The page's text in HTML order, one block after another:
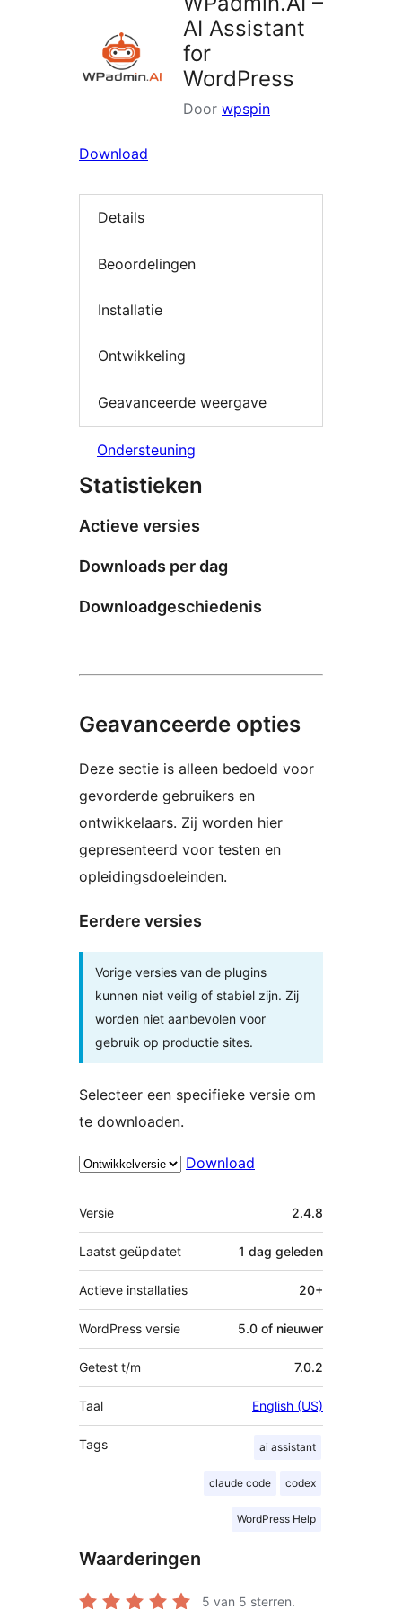
AI Assistant
for
WordPress
Door wpspin
Download
Details
Beoordelingen
Installatie
Ontwikkeling
Geavanceerde weergave
Ondersteuning
Statistieken
Actieve versies
Downloads per dag
Downloadgeschiedenis
Geavanceerde opties
Deze sectie is alleen bedoeld voor
gevorderde gebruikers en
ontwikkelaars. Zij worden hier
gepresenteerd voor testen en
opleidingsdoeleinden.
Eerdere versies
Vorige versies van de plugins
kunnen niet veilig of stabiel zijn. Zij
worden niet aanbevolen voor
gebruik op productie sites.
Selecteer een specifieke versie om
te downloaden.
Download
Meta
Versie 2.4.8
Laatst geüpdatet 1 dag geleden
Actieve installaties 20+
WordPress versie 5.0 of nieuwer
Getest t/m 7.0.2
Taal English (US)
Tags ai assistant
claude code codex
WordPress Help
Waarderingen
5 van 5 sterren.